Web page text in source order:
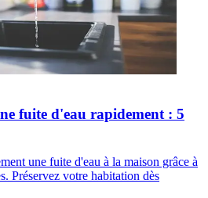
fuite d'eau rapidement : 5
une fuite d'eau à la maison grâce à
Préservez votre habitation dès